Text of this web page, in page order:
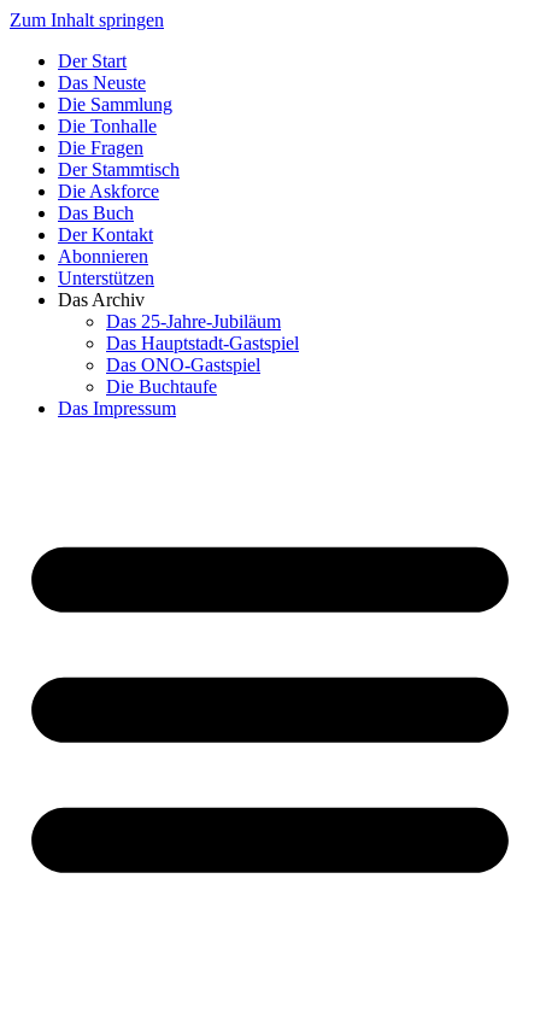
Zum Inhalt springen
Der Start
Das Neuste
Die Sammlung
Die Tonhalle
Die Fragen
Der Stammtisch
Die Askforce
Das Buch
Der Kontakt
Abonnieren
Unterstützen
Das Archiv
Das 25-Jahre-Jubiläum
Das Hauptstadt-Gastspiel
Das ONO-Gastspiel
Die Buchtaufe
Das Impressum